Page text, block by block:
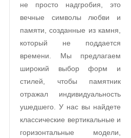
не просто надгробия, это
вечные символы любви и
памяти, созданные из камня,
который не поддается
времени. Мы предлагаем
широкий выбор форм и
стилей, чтобы памятник
отражал индивидуальность
ушедшего. У нас вы найдете
классические вертикальные и
горизонтальные модели,